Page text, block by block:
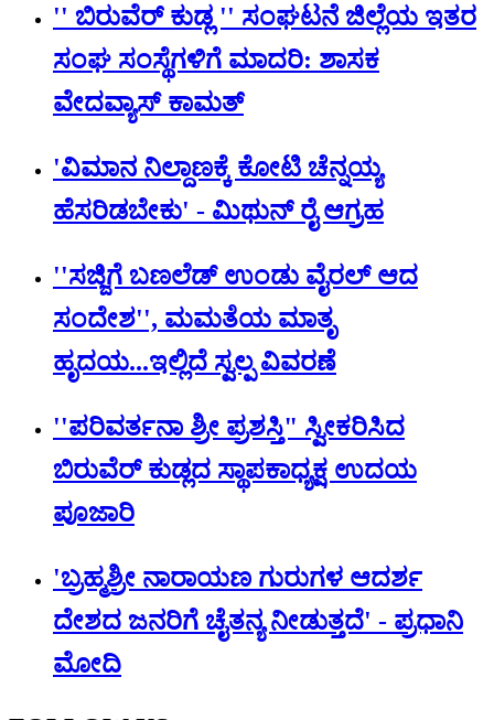
'' ಬಿರುವೆರ್ ಕುಡ್ಲ '' ಸಂಘಟನೆ ಜಿಲ್ಲೆಯ ಇತರ
ಸಂಘ ಸಂಸ್ಥೆಗಳಿಗೆ ಮಾದರಿ: ಶಾಸಕ
ವೇದವ್ಯಾಸ್ ಕಾಮತ್
'ವಿಮಾನ ನಿಲ್ದಾಣಕ್ಕೆ ಕೋಟಿ ಚೆನ್ನಯ್ಯ
ಹೆಸರಿಡಬೇಕು' - ಮಿಥುನ್ ರೈ ಆಗ್ರಹ
''ಸಜ್ಜಿಗೆ ಬಣಲೆಡ್ ಉಂಡು ವೈರಲ್ ಆದ
ಸಂದೇಶ'', ಮಮತೆಯ ಮಾತೃ
ಹೃದಯ...ಇಲ್ಲಿದೆ ಸ್ವಲ್ಪ ವಿವರಣೆ
''ಪರಿವರ್ತನಾ ಶ್ರೀ ಪ್ರಶಸ್ತಿ" ಸ್ವೀಕರಿಸಿದ
ಬಿರುವೆರ್ ಕುಡ್ಲದ ಸ್ಥಾಪಕಾಧ್ಯಕ್ಷ ಉದಯ
ಪೂಜಾರಿ
'ಬ್ರಹ್ಮಶ್ರೀ ನಾರಾಯಣ ಗುರುಗಳ ಆದರ್ಶ
ದೇಶದ ಜನರಿಗೆ ಚೈತನ್ಯ ನೀಡುತ್ತದೆ' - ಪ್ರಧಾನಿ
ಮೋದಿ